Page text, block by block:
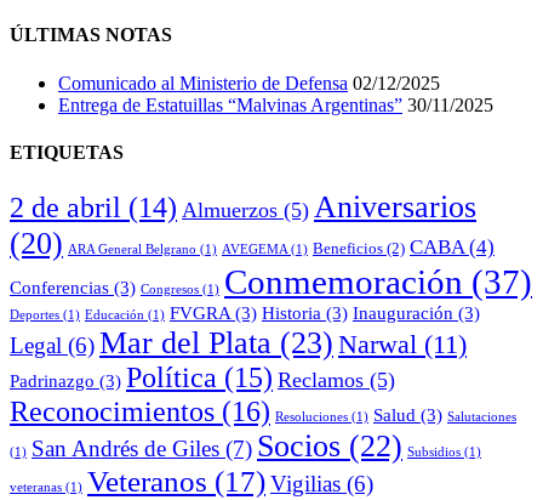
FECHA
ÚLTIMAS NOTAS
Comunicado al Ministerio de Defensa 02/12/2025
Entrega de Estatuillas “Malvinas Argentinas” 30/11/2025
ETIQUETAS
2 de abril (14) Almuerzos (5) Aniversarios
(20) ARA General Belgrano (1) AVEGEMA (1) Beneficios (2) CABA(4)
Conferencias (3) Congresos (1) Conmemoración (37)
Deportes (1) Educación (1) FVGRA (3) Historia (3) Inauguración (3)
Legal (6)Mar del Plata (23) Narwal (11)
Padrinazgo (3) Política (15) Reclamos (5)
Reconocimientos (16) Resoluciones (1) Salud (3) Salutaciones
(1) San Andrés de Giles (7) Socios (22) Subsidios (1)
veteranas (1) Veteranos (17)Vigilias (6)